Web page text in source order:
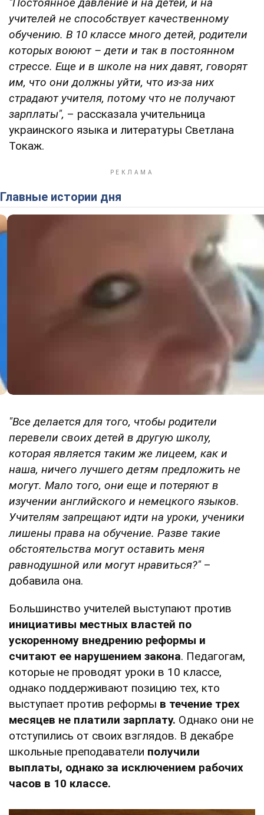
"Постоянное давление и на детей, и на
учителей не способствует качественному
обучению. В 10 классе много детей, родители
которых воюют – дети и так в постоянном
стрессе. Еще и в школе на них давят, говорят
им, что они должны уйти, что из-за них
страдают учителя, потому что не получают
зарплаты", – рассказала учительница
украинского языка и литературы Светлана
Токаж.
Главные истории дня
"Все делается для того, чтобы родители
перевели своих детей в другую школу,
которая является таким же лицеем, как и
наша, ничего лучшего детям предложить не
могут. Мало того, они еще и потеряют в
изучении английского и немецкого языков.
Учителям запрещают идти на уроки, ученики
лишены права на обучение. Разве такие
обстоятельства могут оставить меня
равнодушной или могут нравиться?" –
добавила она.
Большинство учителей выступают против
инициативы местных властей по
ускоренному внедрению реформы и
считают ее нарушением закона. Педагогам,
которые не проводят уроки в 10 классе,
однако поддерживают позицию тех, кто
выступает против реформы в течение трех
месяцев не платили зарплату. Однако они не
отступились от своих взглядов. В декабре
школьные преподаватели получили
выплаты, однако за исключением рабочих
часов в 10 классе.